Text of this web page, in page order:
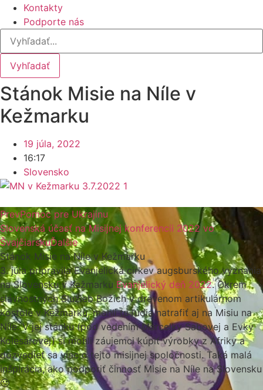
Kontakty
Podporte nás
Vyhľadať
Stánok Misie na Níle v
Kežmarku
19 júla, 2022
16:17
Slovensko
PrevPomoc pre Ukrajinu
Slovenská účasť na Misijnej konferencii 2022 vo
ŠvajčiarskuĎalšie
Stánok Misie na Níle v Kežmarku
3. júla pripravila Evanjelická cirkev augsburského vyznania
na Slovensku v Kežmarku Evanjelický deň 2022. Okrem
slávnostných Služieb Božích v drevenom artikulárnom
kostole v Kežmarku, mohli tu ľudia natrafiť aj na Misiu na
Níle. V jej stánku (pod vedením Marcelky Sabovej a Evky
Kolesárovej) si mohli záujemci kúpiť výrobky z Afriky a
dozvedieť sa viac o tejto misijnej spoločnosti. Taká malá
inšpirácia, ako podporiť činnosť Misie na Níle na Slovensku
🙂